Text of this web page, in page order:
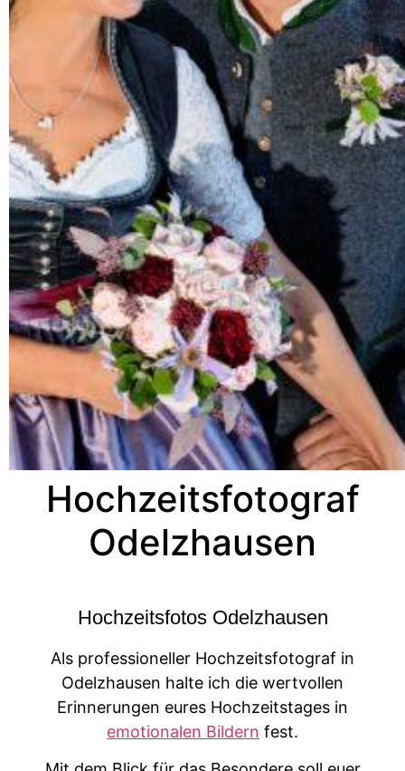
Hochzeitsfotograf
Odelzhausen
Hochzeitsfotos Odelzhausen
Als professioneller Hochzeitsfotograf in
Odelzhausen halte ich die wertvollen
Erinnerungen eures Hochzeitstages in
emotionalen Bildern fest.